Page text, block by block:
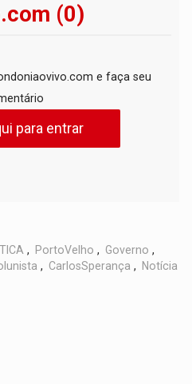
(0)
e faça seu
para entrar
, PortoVelho , Governo ,
, CarlosSperança , Notícia